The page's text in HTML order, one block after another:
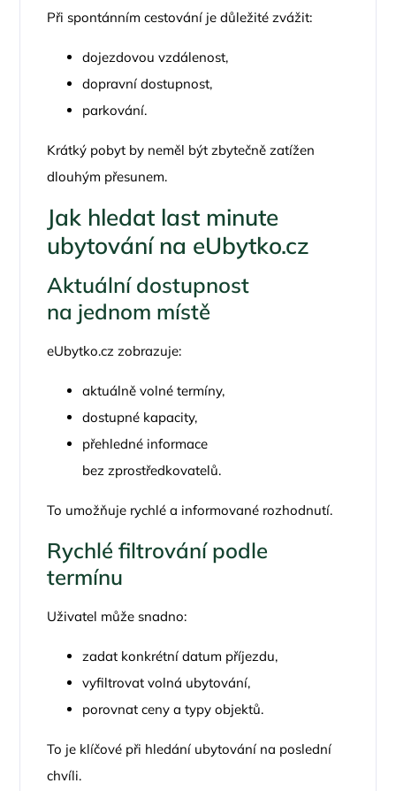
Při spontánním cestování je důležité zvážit:
dojezdovou vzdálenost,
dopravní dostupnost,
parkování.
Krátký pobyt by neměl být zbytečně zatížen
dlouhým přesunem.
Jak hledat last minute
ubytování na eUbytko.cz
Aktuální dostupnost
na jednom místě
eUbytko.cz zobrazuje:
aktuálně volné termíny,
dostupné kapacity,
přehledné informace
bez zprostředkovatelů.
To umožňuje rychlé a informované rozhodnutí.
Rychlé filtrování podle
termínu
Uživatel může snadno:
zadat konkrétní datum příjezdu,
vyfiltrovat volná ubytování,
porovnat ceny a typy objektů.
To je klíčové při hledání ubytování na poslední
chvíli.